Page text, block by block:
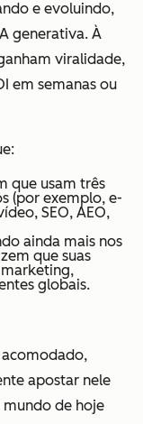
e evoluindo,
generativa. À
viralidade,
em semanas ou
que usam três
(por exemplo, e-
SEO, AEO,
ainda mais nos
que suas
globais.
apostar nele
mundo de hoje